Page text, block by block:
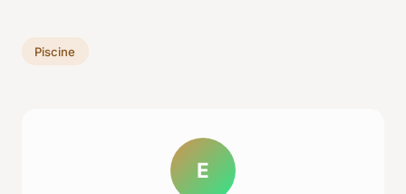
Piscine
E